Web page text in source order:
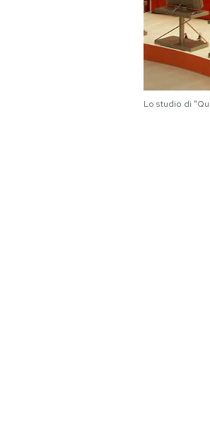
AREA PERSONALE
Lo studio di